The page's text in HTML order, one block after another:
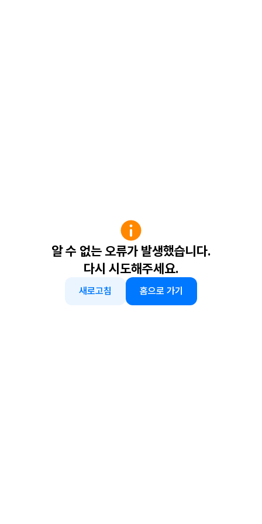
알 수 없는 오류가 발생했습니다.
다시 시도해주세요.
새로고침 홈으로 가기